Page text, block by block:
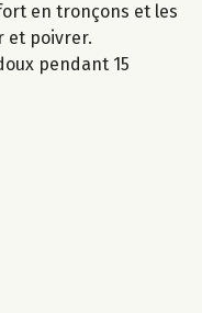
en tronçons et les
et poivrer.
pendant 15